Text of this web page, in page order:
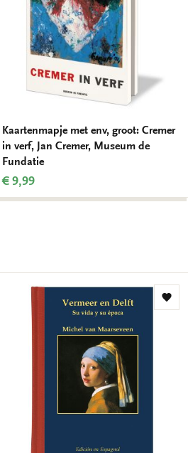
Uitvoering: genaaid, gebrocheerd,
22,5 x 22,5 cm ISBN: 978 906109 6245
Kaartenmapje met env, groot: Cremer
in verf, Jan Cremer, Museum de
Fundatie
€ 9,99